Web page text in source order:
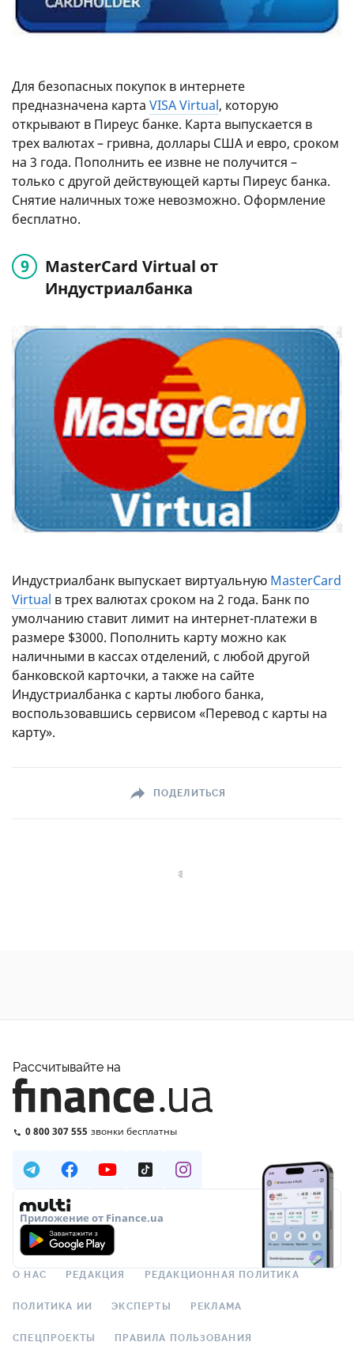
Для безопасных покупок в интернете
предназначена карта VISA Virtual, которую
открывают в Пиреус банке. Карта выпускается в
трех валютах – гривна, доллары США и евро, сроком
на 3 года. Пополнить ее извне не получится –
только с другой действующей карты Пиреус банка.
Снятие наличных тоже невозможно. Оформление
бесплатно.
MasterCard Virtual от
Индустриалбанка
Индустриалбанк выпускает виртуальную MasterCard
Virtual в трех валютах сроком на 2 года. Банк по
умолчанию ставит лимит на интернет-платежи в
размере $3000. Пополнить карту можно как
наличными в кассах отделений, с любой другой
банковской карточки, а также на сайте
Индустриалбанка с карты любого банка,
воспользовавшись сервисом «Перевод с карты на
карту».
ПОДЕЛИТЬСЯ
Рассчитывайте на
0 800 307 555 звонки бесплатны
Приложение от Finance.ua
О НАС РЕДАКЦИЯ РЕДАКЦИОННАЯ ПОЛИТИКА
ПОЛИТИКА ИИ ЭКСПЕРТЫ РЕКЛАМА
СПЕЦПРОЕКТЫ ПРАВИЛА ПОЛЬЗОВАНИЯ